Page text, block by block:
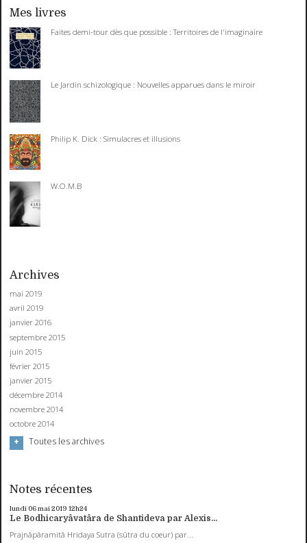
Mes livres
Faites demi-tour dès que possible : Territoires de l'imaginaire
Le Jardin schizologique : Nouvelles apparues dans le miroir
Philip K. Dick : Simulacres et illusions
W.O.M.B
Archives
mai 2019
avril 2019
janvier 2016
septembre 2015
juin 2015
février 2015
janvier 2015
décembre 2014
novembre 2014
octobre 2014
Toutes les archives
Notes récentes
lundi 06mai 2019 12h24
Le Bodhicaryâvatâra de Shantideva par Alexis...
Prajnâpâramitâ Hridaya Sutra (sûtra du coeur) par...